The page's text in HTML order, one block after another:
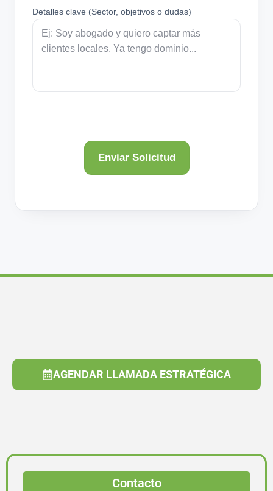
Detalles clave (Sector, objetivos o dudas)
AGENDAR LLAMADA ESTRATÉGICA
Contacto